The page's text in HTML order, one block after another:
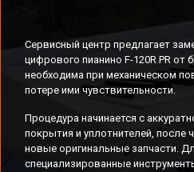
Сервисный центр предлагает
цифрового пианино F-120R PR от
необходима при механическом
потере ими чувствительности.
Процедура начинается с
покрытия и уплотнителей, после
новые оригинальные запчасти.
специализированные